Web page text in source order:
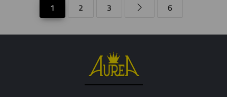
1 2 3 6